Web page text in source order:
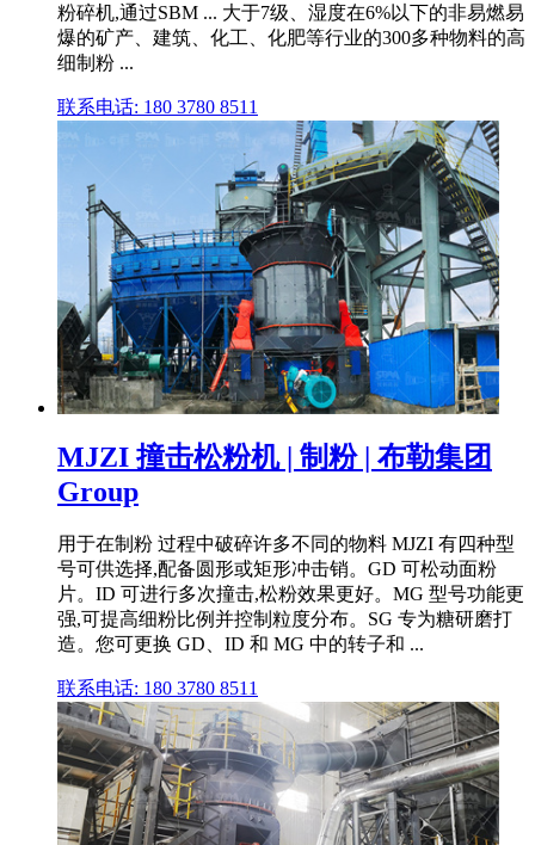
粉碎机,通过SBM ... 大于7级、湿度在6%以下的非易燃易
爆的矿产、建筑、化工、化肥等行业的300多种物料的高
细制粉 ...
联系电话: 180 3780 8511
MJZI 撞击松粉机 | 制粉 | 布勒集团
Group
用于在制粉 过程中破碎许多不同的物料 MJZI 有四种型
号可供选择,配备圆形或矩形冲击销。GD 可松动面粉
片。ID 可进行多次撞击,松粉效果更好。MG 型号功能更
强,可提高细粉比例并控制粒度分布。SG 专为糖研磨打
造。您可更换 GD、ID 和 MG 中的转子和 ...
联系电话: 180 3780 8511